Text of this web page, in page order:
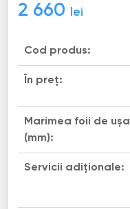
2 660 lei
Cod produs:
În preț:
Marimea foii de ușa
(mm):
Servicii adiționale: